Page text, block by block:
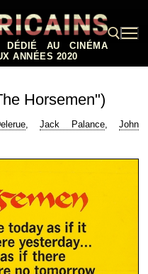
DÉDIÉ AU CINÉMA
ANNÉES 2020
Horsemen")
,Jack Palance,John